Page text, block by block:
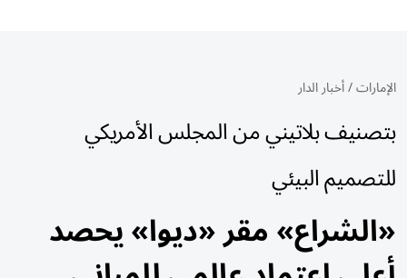
الإمارات/أخبار الدار
بتصنيف بلاتيني من المجلس الأمريكي
للتصميم البيئي
«الشراع» مقر «ديوا» يحصد